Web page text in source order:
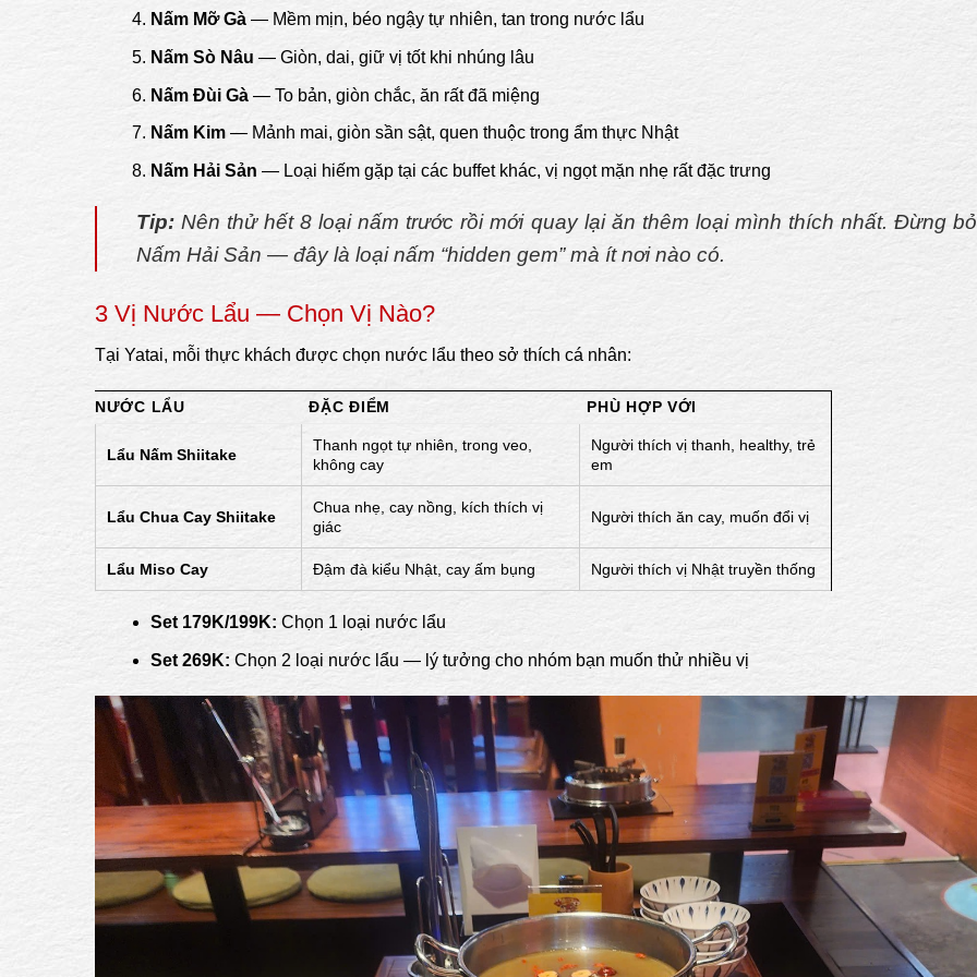
Nấm Mỡ Gà— Mềm mịn, béo ngậy tự nhiên, tan trong nước lẩu
Nấm Sò Nâu — Giòn, dai, giữ vị tốt khi nhúng lâu
Nấm Đùi Gà— To bản, giòn chắc, ăn rất đã miệng
Nấm Kim— Mảnh mai, giòn sần sật, quen thuộc trong ẩm thực Nhật
Nấm Hải Sản — Loại hiếm gặp tại các buffet khác, vị ngọt mặn nhẹ rất đặc trưng
Tip: Nên thử hết 8 loại nấm trước rồi mới quay lại ăn thêm loại mình thích nhất. Đừng
Nấm Hải Sản — đây là loại nấm “hidden gem” mà ít nơi nào có.
3 Vị Nước Lẩu — Chọn Vị Nào?
Tại Yatai, mỗi thực khách được chọn nước lẩu theo sở thích cá nhân:
NƯỚC LẨU ĐẶC ĐIỂM PHÙ HỢP VỚI
Lẩu Nấm Shiitake
Thanh ngọt tự nhiên, trong veo,
không cay
Người thích vị thanh, healthy, trẻ
em
Lẩu Chua Cay Shiitake
Chua nhẹ, cay nồng, kích thích vị
giác
Người thích ăn cay, muốn đổi vị
Lẩu Miso Cay Đậm đà kiểu Nhật, cay ấm bụng Người thích vị Nhật truyền thống
Set 179K/199K: Chọn 1 loại nước lẩu
Set 269K: Chọn 2 loại nước lẩu — lý tưởng cho nhóm bạn muốn thử nhiều vị